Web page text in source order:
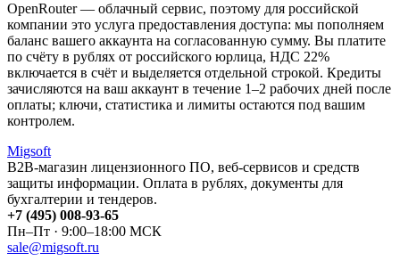
OpenRouter — облачный сервис, поэтому для российской
компании это услуга предоставления доступа: мы пополняем
баланс вашего аккаунта на согласованную сумму. Вы платите
по счёту в рублях от российского юрлица, НДС 22%
включается в счёт и выделяется отдельной строкой. Кредиты
зачисляются на ваш аккаунт в течение 1–2 рабочих дней после
оплаты; ключи, статистика и лимиты остаются под вашим
контролем.
Migsoft
B2B-магазин лицензионного ПО, веб-сервисов и средств
защиты информации. Оплата в рублях, документы для
бухгалтерии и тендеров.
+7 (495) 008-93-65
Пн–Пт · 9:00–18:00 МСК
sale@migsoft.ru